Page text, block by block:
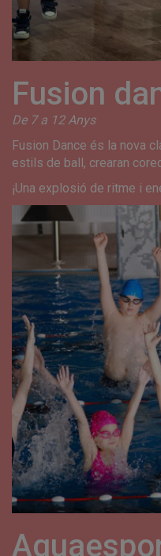
Fusion
De 7 a 12 Anys
Fusion Dance és la nova
estils de ball, crearan
¡Una explosió de ritme i